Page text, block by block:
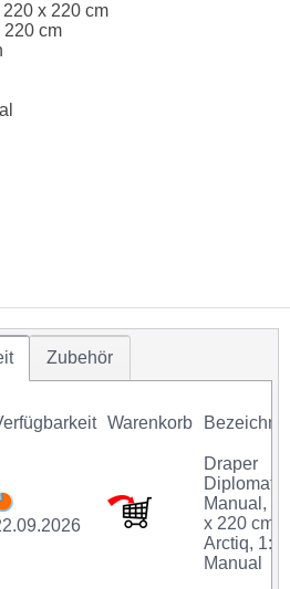
x 220 cm
220 cm
Zubehör
Warenkorb
Draper
Diplomat
Manual,
x 220 cm,
Arctiq, 1:1,
Manual